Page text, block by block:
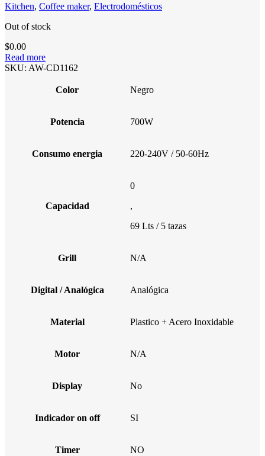
Kitchen, Coffee maker, Electrodomésticos
Out of stock
$0.00
Read more
SKU: AW-CD1162
Color Negro
Potencia 700W
Consumo energia 220-240V / 50-60Hz
Capacidad
0
,
69 Lts / 5 tazas
Grill N/A
Digital / Analógica Analógica
Material Plastico + Acero Inoxidable
Motor N/A
Display No
Indicador on off SI
Timer NO